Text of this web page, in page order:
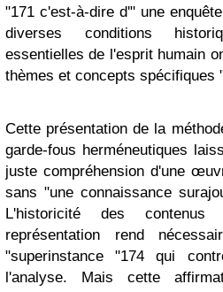
"171 c'est-à-dire d'" une
diverses conditions
essentielles de l'esprit humain
thèmes et concepts spécifiques
Cette présentation de la
garde-fous herméneutiques
juste compréhension d'une
sans "une connaissance
L'historicité des
représentation rend
"superinstance "174 qui
l'analyse. Mais cette